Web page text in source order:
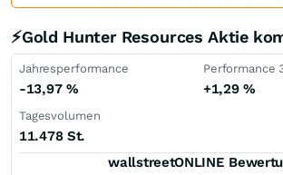
⚡Gold Hunter Resources Aktie
Jahresperformance
-13,97 %
Performance
+1,29%
Tagesvolumen
11.478 St.
wallstreetONLINE